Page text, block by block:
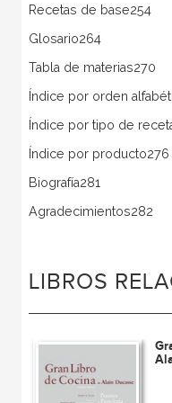
Recetas de base254
Glosario264
Tabla de materias270
Índice por orden
Índice por tipo de
Índice por producto276
Biografía281
Agradecimientos282
LIBROS